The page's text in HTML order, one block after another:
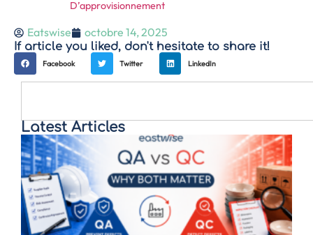
D’approvisionnement
Eatswise octobre 14, 2025
If article you liked, don't hesitate to share it!
Facebook Twitter LinkedIn
Latest Articles